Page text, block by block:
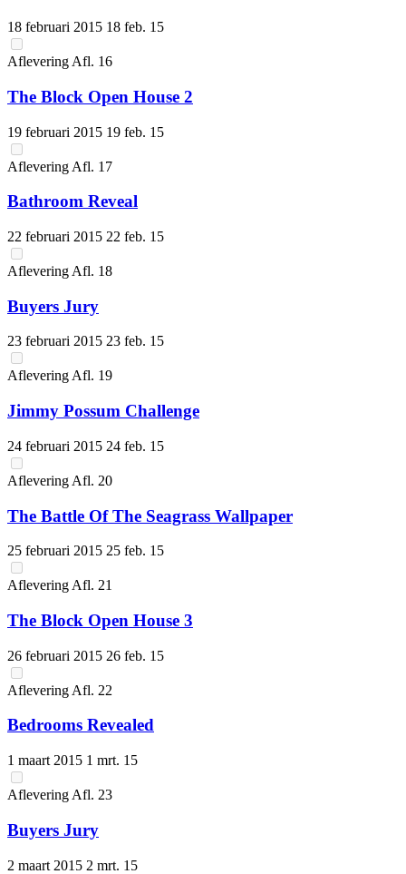
18 februari 2015 18 feb. 15
Aflevering Afl. 16
The Block Open House 2
19 februari 2015 19 feb. 15
Aflevering Afl. 17
Bathroom Reveal
22 februari 2015 22 feb. 15
Aflevering Afl. 18
Buyers Jury
23 februari 2015 23 feb. 15
Aflevering Afl. 19
Jimmy Possum Challenge
24 februari 2015 24 feb. 15
Aflevering Afl. 20
The Battle Of The Seagrass Wallpaper
25 februari 2015 25 feb. 15
Aflevering Afl. 21
The Block Open House 3
26 februari 2015 26 feb. 15
Aflevering Afl. 22
Bedrooms Revealed
1 maart 2015 1 mrt. 15
Aflevering Afl. 23
Buyers Jury
2 maart 2015 2 mrt. 15